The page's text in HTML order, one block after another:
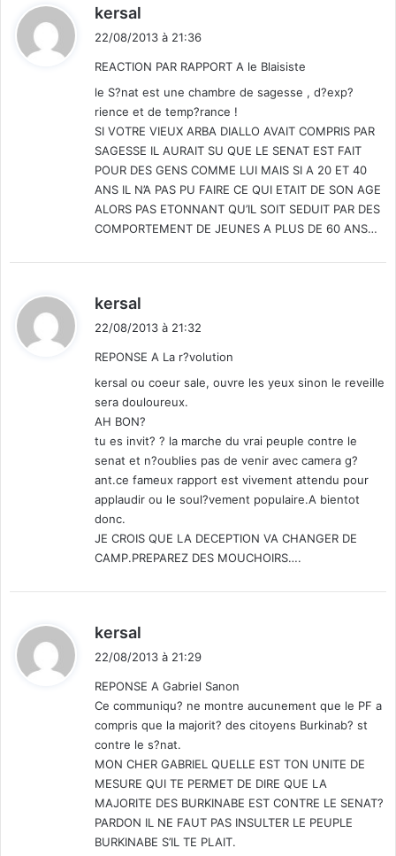
kersal
:
22/08/2013 à 21:36
REACTION PAR RAPPORT A le Blaisiste
le S?nat est une chambre de sagesse , d?exp?
rience et de temp?rance !
SI VOTRE VIEUX ARBA DIALLO AVAIT COMPRIS PAR
SAGESSE IL AURAIT SU QUE LE SENAT EST FAIT
POUR DES GENS COMME LUI MAIS SI A 20 ET 40
ANS IL N’A PAS PU FAIRE CE QUI ETAIT DE SON AGE
ALORS PAS ETONNANT QU’IL SOIT SEDUIT PAR DES
COMPORTEMENT DE JEUNES A PLUS DE 60 ANS…
kersal
:
22/08/2013 à 21:32
REPONSE A La r?volution
kersal ou coeur sale, ouvre les yeux sinon le reveille
sera douloureux.
AH BON?
tu es invit? ? la marche du vrai peuple contre le
senat et n?oublies pas de venir avec camera g?
ant.ce fameux rapport est vivement attendu pour
applaudir ou le soul?vement populaire.A bientot
donc.
JE CROIS QUE LA DECEPTION VA CHANGER DE
CAMP.PREPAREZ DES MOUCHOIRS….
kersal
:
22/08/2013 à 21:29
REPONSE A Gabriel Sanon
Ce communiqu? ne montre aucunement que le PF a
compris que la majorit? des citoyens Burkinab? st
contre le s?nat.
MON CHER GABRIEL QUELLE EST TON UNITE DE
MESURE QUI TE PERMET DE DIRE QUE LA
MAJORITE DES BURKINABE EST CONTRE LE SENAT?
PARDON IL NE FAUT PAS INSULTER LE PEUPLE
BURKINABE S’IL TE PLAIT.